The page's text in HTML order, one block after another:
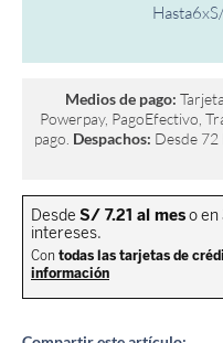
Hasta6xS/
Medios de pago:
Powerpay, PagoEfectivo,
pago. Despachos: Desde